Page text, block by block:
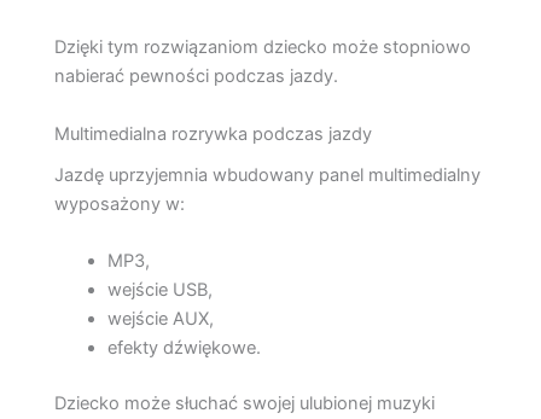
Dzięki tym rozwiązaniom dziecko może stopniowo
nabierać pewności podczas jazdy.
Multimedialna rozrywka podczas jazdy
Jazdę uprzyjemnia wbudowany panel multimedialny
wyposażony w:
MP3,
wejście USB,
wejście AUX,
efekty dźwiękowe.
Dziecko może słuchać swojej ulubionej muzyki